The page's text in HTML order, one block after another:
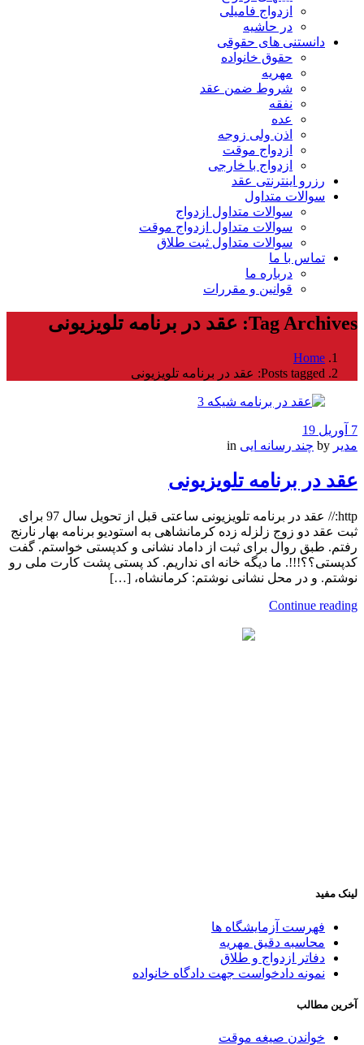
ازدواج فامیلی
در حاشیه
دانستنی های حقوقی
حقوق خانواده
مهریه
شروط ضمن عقد
نفقه
عده
اذن ولی زوجه
ازدواج موقت
ازدواج با خارجی
رزرو اینترنتی عقد
سوالات متداول
سوالات متداول ازدواج
سوالات متداول ازدواج موقت
سوالات متداول ثبت طلاق
تماس با ما
درباره ما
قوانین و مقررات
Tag Archives: عقد در برنامه تلویزیونی
Home
Posts tagged: عقد در برنامه تلویزیونی
7 آوریل 19
مدیر
چند رسانه ایی
عقد در برنامه تلویزیونی
http:// عقد در برنامه تلویزیونی ساعتی قبل از تحویل سال 97 برای
ثبت عقد دو زوج زلزله زده کرمانشاهی به استودیو برنامه بهار نارنج
رفتم. طبق روال برای ثبت از داماد نشانی و کدپستی خواستم. گفت
کدپستی؟؟!!!. ما دیگه خانه ای نداریم. کد پستی پشت کارت ملی رو
نوشتم. و در محل نشانی نوشتم: کرمانشاه، […]
Continue reading
لینک مفید
فهرست آزمایشگاه ها
محاسبه دقیق مهریه
دفاتر ازدواج و طلاق
نمونه دادخواست جهت دادگاه خانواده
آخرین مطالب
خواندن صیغه موقت